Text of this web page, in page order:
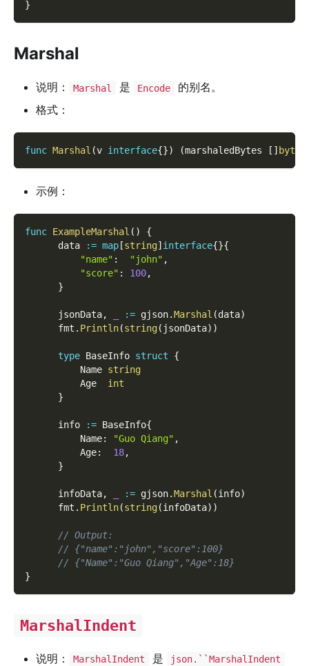
}
Marshal
说明： Marshal 是 Encode
的别名。
格式：
func Marshal (v interface{}) (marshaledBytes [ ]byte
示例：
func ExampleMarshal ( )
{
      data
:= map[string]interface{}{
"name" : "john" ,
"score" : 100,
}
      jsonData
, := gjson.Marshal (data)
      fmt
. Println(string( jsonData) )
type BaseInfo struct
{
          Name
string
          Age
int
}
      info
:= BaseInfo{
          Name
: "Guo Qiang" ,
          Age
: 18,
}
      infoData
, := gjson.Marshal (info)
      fmt
. Println(string(infoData) )
// Output:
// {"name":"john","score":100}
// {"Name":"Guo Qiang","Age":18}
}
MarshalIndent
说明： MarshalIndent 是 json.``MarshalIndent